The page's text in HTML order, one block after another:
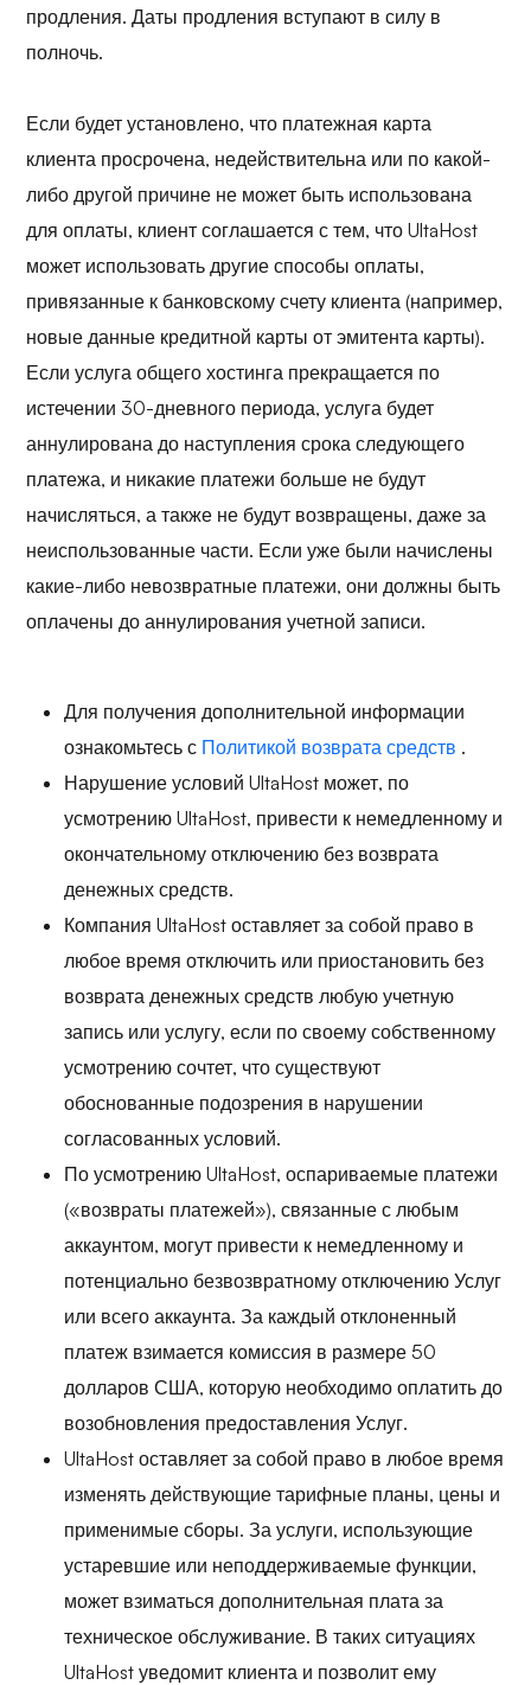
продления. Даты продления вступают в силу в
полночь.
Если будет установлено, что платежная карта
клиента просрочена, недействительна или по какой-
либо другой причине не может быть использована
для оплаты, клиент соглашается с тем, что UltaHost
может использовать другие способы оплаты,
привязанные к банковскому счету клиента (например,
новые данные кредитной карты от эмитента карты).
Если услуга общего хостинга прекращается по
истечении 30-дневного периода, услуга будет
аннулирована до наступления срока следующего
платежа, и никакие платежи больше не будут
начисляться, а также не будут возвращены, даже за
неиспользованные части. Если уже были начислены
какие-либо невозвратные платежи, они должны быть
оплачены до аннулирования учетной записи.
Для получения дополнительной информации
ознакомьтесь с Политикой возврата средств .
Нарушение условий UltaHost может, по
усмотрению UltaHost, привести к немедленному и
окончательному отключению без возврата
денежных средств.
Компания UltaHost оставляет за собой право в
любое время отключить или приостановить без
возврата денежных средств любую учетную
запись или услугу, если по своему собственному
усмотрению сочтет, что существуют
обоснованные подозрения в нарушении
согласованных условий.
По усмотрению UltaHost, оспариваемые платежи
(«возвраты платежей»), связанные с любым
аккаунтом, могут привести к немедленному и
потенциально безвозвратному отключению Услуг
или всего аккаунта. За каждый отклоненный
платеж взимается комиссия в размере 50
долларов США, которую необходимо оплатить до
возобновления предоставления Услуг.
UltaHost оставляет за собой право в любое время
изменять действующие тарифные планы, цены и
применимые сборы. За услуги, использующие
устаревшие или неподдерживаемые функции,
может взиматься дополнительная плата за
техническое обслуживание. В таких ситуациях
UltaHost уведомит клиента и позволит ему